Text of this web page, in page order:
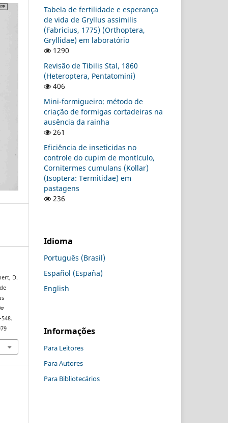
D.
Tabela de fertilidade e esperança
de vida de Gryllus assimilis
(Fabricius, 1775) (Orthoptera,
Gryllidae) em laboratório
1290
Revisão de Tibilis Stal, 1860
(Heteroptera, Pentatomini)
406
Mini-formigueiro: método de
criação de formigas cortadeiras na
ausência da rainha
261
Eficiência de inseticidas no
controle do cupim de montículo,
Cornitermes cumulans (Kollar)
(Isoptera: Termitidae) em
pastagens
236
Idioma
Português (Brasil)
Español (España)
English
Informações
Para Leitores
Para Autores
Para Bibliotecários